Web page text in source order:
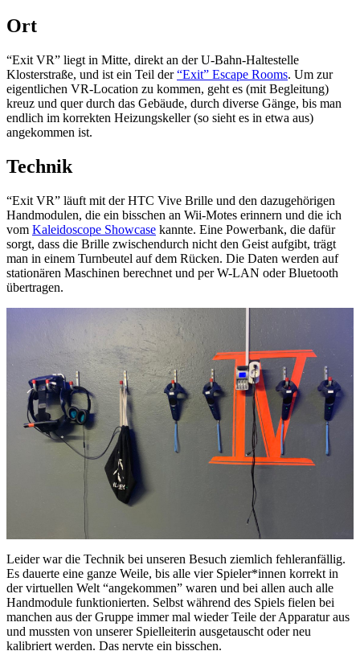
Ort
“Exit VR” liegt in Mitte, direkt an der U-Bahn-Haltestelle
Klosterstraße, und ist ein Teil der“Exit” Escape Rooms. Um zur
eigentlichen VR-Location zu kommen, geht es (mit Begleitung)
kreuz und quer durch das Gebäude, durch diverse Gänge, bis man
endlich im korrekten Heizungskeller (so sieht es in etwa aus)
angekommen ist.
Technik
“Exit VR” läuft mit der HTC Vive Brille und den dazugehörigen
Handmodulen, die ein bisschen an Wii-Motes erinnern und die ich
vom Kaleidoscope Showcase kannte. Eine Powerbank, die dafür
sorgt, dass die Brille zwischendurch nicht den Geist aufgibt, trägt
man in einem Turnbeutel auf dem Rücken. Die Daten werden auf
stationären Maschinen berechnet und per W-LAN oder Bluetooth
übertragen.
Leider war die Technik bei unseren Besuch ziemlich fehleranfällig.
Es dauerte eine ganze Weile, bis alle vier Spieler*innen korrekt in
der virtuellen Welt “angekommen” waren und bei allen auch alle
Handmodule funktionierten. Selbst während des Spiels fielen bei
manchen aus der Gruppe immer mal wieder Teile der Apparatur aus
und mussten von unserer Spielleiterin ausgetauscht oder neu
kalibriert werden. Das nervte ein bisschen.